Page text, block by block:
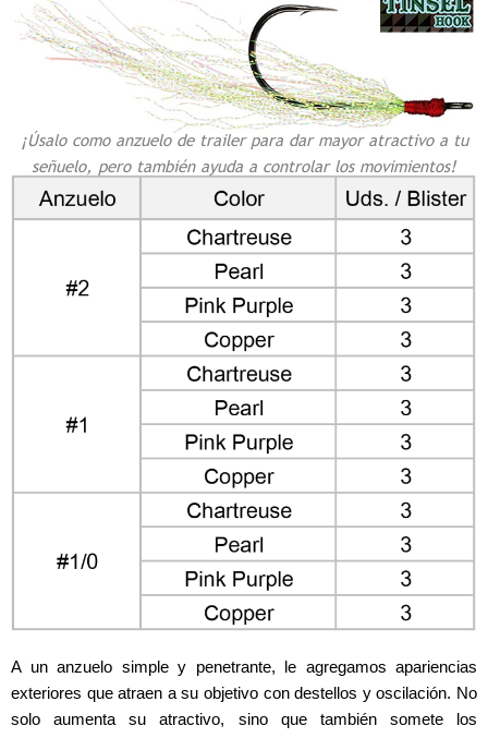
¡Úsalo como anzuelo de trailer para dar mayor atractivo a tu
señuelo, pero también ayuda a controlar los movimientos!
A un anzuelo simple y penetrante, le agregamos apariencias
exteriores que atraen a su objetivo con destellos y oscilación. No
solo aumenta su atractivo, sino que también somete los